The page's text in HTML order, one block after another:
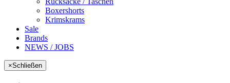
Boxershorts
Krimskrams
Sale
Brands
NEWS / JOBS
×Schließen